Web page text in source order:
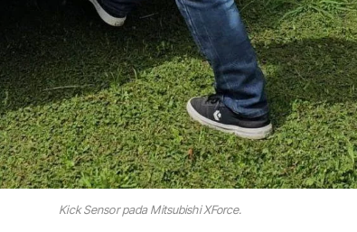
Kick Sensor pada Mitsubishi XForce.